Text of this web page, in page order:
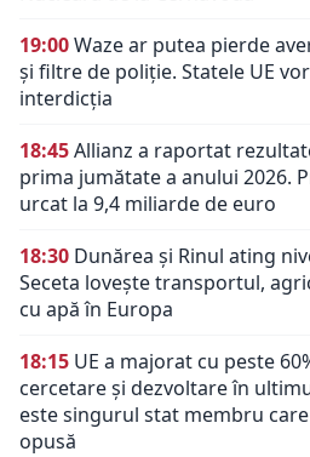
19:00Waze ar putea pierde
și filtre de poliție. Statele UE
interdicția
18:45Allianz a raportat
prima jumătate a anului 2026.
urcat la 9,4 miliarde de euro
18:30 Dunărea și Rinul ating
Seceta lovește transportul,
cu apă în Europa
18:15 UE a majorat cu peste
cercetare și dezvoltare în
este singurul stat membru
opusă